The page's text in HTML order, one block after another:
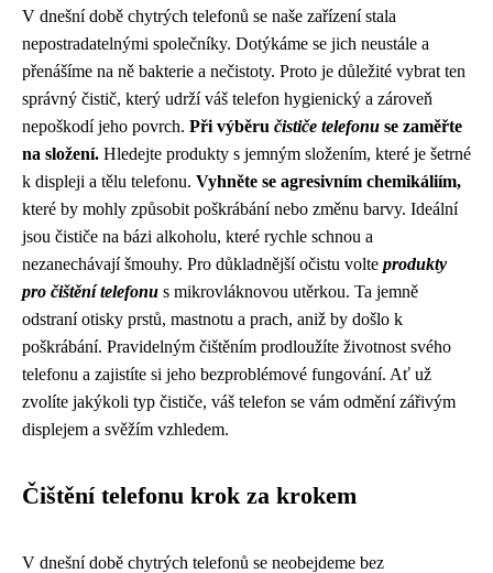
V dnešní době chytrých telefonů se naše zařízení stala
nepostradatelnými společníky. Dotýkáme se jich neustále a
přenášíme na ně bakterie a nečistoty. Proto je důležité vybrat ten
správný čistič, který udrží váš telefon hygienický a zároveň
nepoškodí jeho povrch. Při výběru čističe telefonu se zaměřte
na složení. Hledejte produkty s jemným složením, které je šetrné
k displeji a tělu telefonu. Vyhněte se agresivním chemikáliím,
které by mohly způsobit poškrábání nebo změnu barvy. Ideální
jsou čističe na bázi alkoholu, které rychle schnou a
nezanechávají šmouhy. Pro důkladnější očistu volte produkty
pro čištění telefonu s mikrovláknovou utěrkou. Ta jemně
odstraní otisky prstů, mastnotu a prach, aniž by došlo k
poškrábání. Pravidelným čištěním prodloužíte životnost svého
telefonu a zajistíte si jeho bezproblémové fungování. Ať už
zvolíte jakýkoli typ čističe, váš telefon se vám odmění zářivým
displejem a svěžím vzhledem.
Čištění telefonu krok za krokem
V dnešní době chytrých telefonů se neobejdeme bez